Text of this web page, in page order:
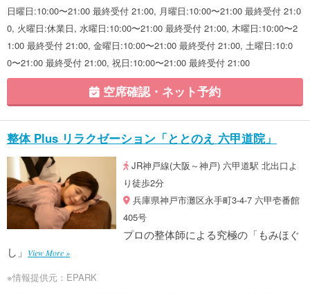
日曜日:10:00〜21:00 最終受付 21:00, 月曜日:10:00〜21:00 最終受付 21:0
0, 火曜日:休業日, 水曜日:10:00〜21:00 最終受付 21:00, 木曜日:10:00〜2
1:00 最終受付 21:00, 金曜日:10:00〜21:00 最終受付 21:00, 土曜日:10:0
0〜21:00 最終受付 21:00, 祝日:10:00〜21:00 最終受付 21:00
空席確認・ネット予約
整体 Plus リラクゼーション「ととのえ 六甲道院」
JR神戸線(大阪～神戸) 六甲道駅 北出口よ
り徒歩2分
兵庫県神戸市灘区永手町3-4-7 六甲壱番館
405号
プロの整体師による究極の「もみほぐ
し」
View More »
※情報提供元：EPARK